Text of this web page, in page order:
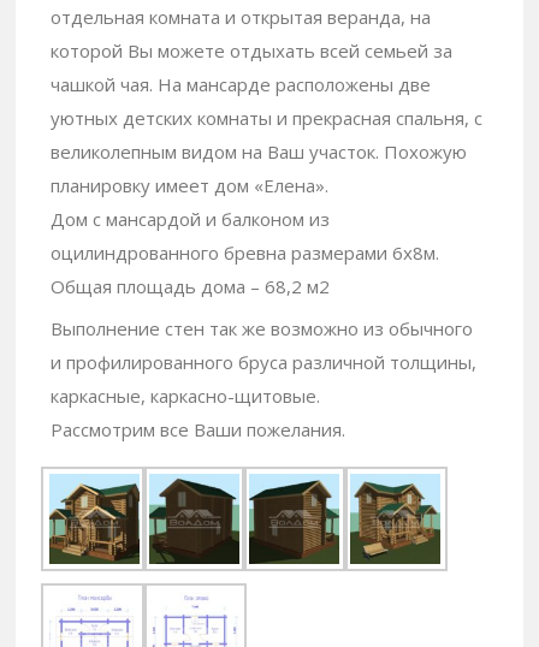
отдельная комната и открытая веранда, на
которой Вы можете отдыхать всей семьей за
чашкой чая. На мансарде расположены две
уютных детских комнаты и прекрасная спальня, с
великолепным видом на Ваш участок. Похожую
планировку имеет дом «Елена».
Дом с мансардой и балконом из
оцилиндрованного бревна размерами 6х8м.
Общая площадь дома – 68,2 м2
Выполнение стен так же возможно из обычного
и профилированного бруса различной толщины,
каркасные, каркасно-щитовые.
Рассмотрим все Ваши пожелания.